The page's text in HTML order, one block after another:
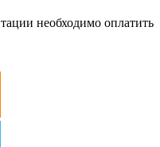
необходимо оплатить